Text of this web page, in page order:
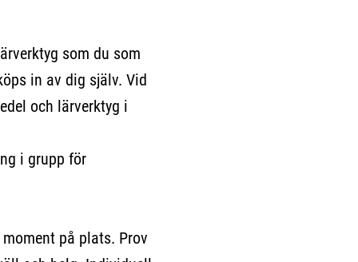
som du som
in av dig själv. Vid
och lärverktyg i
i grupp för
på plats. Prov